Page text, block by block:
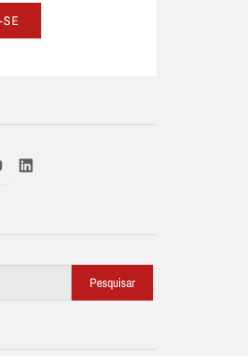
LinkedIn
Pesquisar